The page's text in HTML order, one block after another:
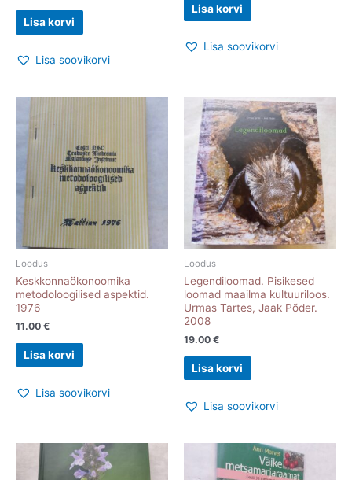
Lisa korvi
Lisa soovikorvi
Lisa korvi
Lisa soovikorvi
Loodus
Keskkonnaökonoomika
metodoloogilised aspektid.
1976
11.00 €
Lisa korvi
Lisa soovikorvi
Loodus
Legendiloomad. Pisikesed
loomad maailma kultuuriloos.
Urmas Tartes, Jaak Põder.
2008
19.00 €
Lisa korvi
Lisa soovikorvi